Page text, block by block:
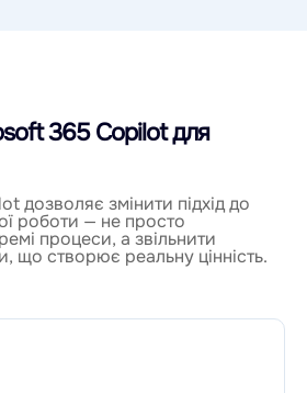
365 Copilot для
дозволяє змінити підхід до
роботи — не просто
процеси, а звільнити
що створює реальну цінність.